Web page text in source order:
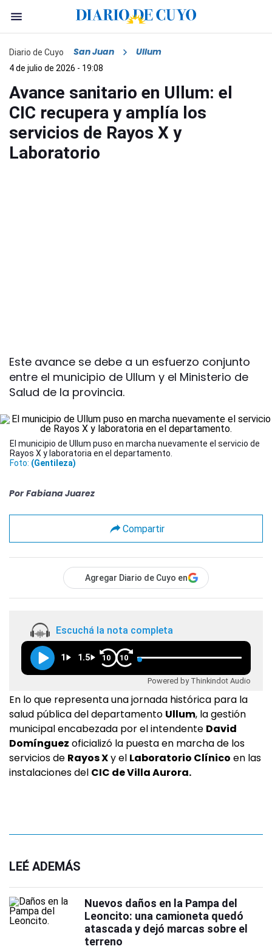
Diario de Cuyo San Juan Ullum
4 de julio de 2026 - 19:08
Avance sanitario en Ullum: el
CIC recupera y amplía los
servicios de Rayos X y
Laboratorio
Este avance se debe a un esfuerzo conjunto
entre el municipio de Ullum y el Ministerio de
Salud de la provincia.
El municipio de Ullum puso en marcha nuevamente el servicio de
Rayos X y laboratoria en el departamento.
Foto: (Gentileza)
Por Fabiana Juarez
Compartir
Agregar Diario de Cuyo en
Escuchá la nota completa
1 1.5 10 10
Powered by Thinkindot Audio
En lo que representa una jornada histórica para la
salud pública del departamento Ullum, la gestión
municipal encabezada por el intendente David
Domínguez oficializó la puesta en marcha de los
servicios de Rayos Xy el Laboratorio Clínico en las
instalaciones del CIC de Villa Aurora.
LEÉ ADEMÁS
Nuevos daños en la Pampa del
Leoncito: una camioneta quedó
atascada y dejó marcas sobre el
terreno